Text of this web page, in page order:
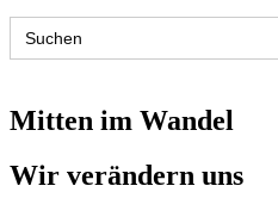
Search
for:
Mitten im Wandel
Wir verändern uns